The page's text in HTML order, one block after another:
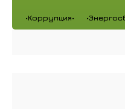
•Коррупция•